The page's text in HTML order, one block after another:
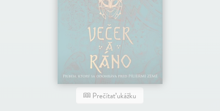
Prečítať ukážku